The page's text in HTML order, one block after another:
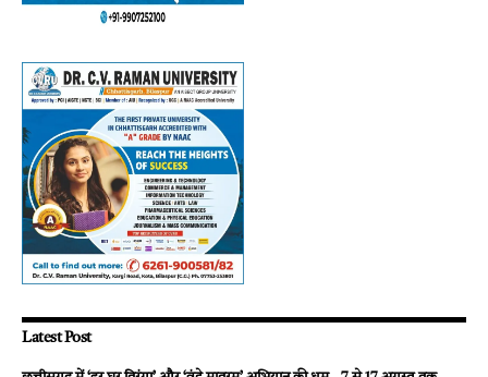
Latest Post